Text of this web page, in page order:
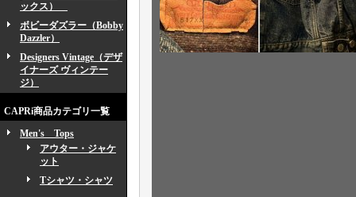
ックス）
ボビーダズラー（Bobby
Dazzler）
Designers Vintage（デザ
イナーズ ヴィンテー
ジ）
CAPRi商品カテゴリ一覧
Men's Tops
アウター・ジャケ
ット
Tシャツ・シャツ